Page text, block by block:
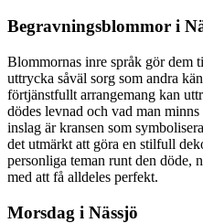
Begravningsblommor i
Blommornas inre språk gör
uttrycka såväl sorg som andra
förtjänstfullt arrangemang kan
dödes levnad och vad man minns kring
inslag är kransen som
det utmärkt att göra en stilfull
personliga teman runt den döde,
med att få alldeles perfekt.
Morsdag i Nässjö